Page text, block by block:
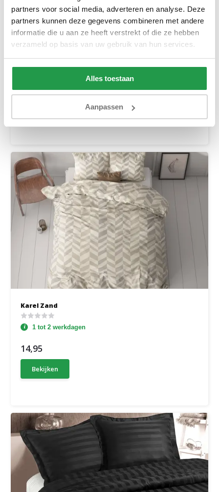
partners voor social media, adverteren en analyse. Deze
partners kunnen deze gegevens combineren met andere
informatie die u aan ze heeft verstrekt of die ze hebben
verzameld op basis van uw gebruik van hun services.
Alles toestaan
Aanpassen
Marcus Taupe
1 tot 2 werkdagen
21,95
Karel Zand
1 tot 2 werkdagen
14,95
Bekijken